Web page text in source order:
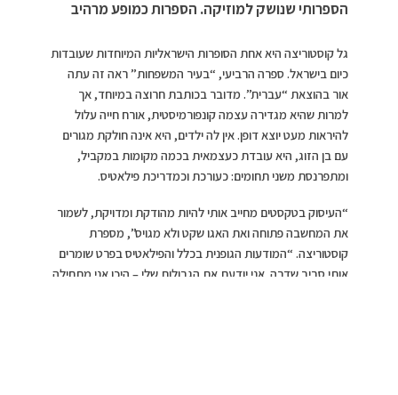
הספרותי שנושק למוזיקה. הספרות כמופע מרהיב
גל קוסטוריצה היא אחת הסופרות הישראליות המיוחדות שעובדות
כיום בישראל. ספרה הרביעי, “בעיר המשפחות” ראה זה עתה
אור בהוצאת “עברית”. מדובר בכותבת חרוצה במיוחד, אך
למרות שהיא מגדירה עצמה קונפורמיסטית, אורח חייה עלול
להיראות מעט יוצא דופן. אין לה ילדים, היא אינה חולקת מגורים
עם בן הזוג, היא עובדת כעצמאית בכמה מקומות במקביל,
ומתפרנסת משני תחומים: כעורכת וכמדריכת פילאטיס.
“העיסוק בטקסטים מחייב אותי להיות מהודקת ומדויקת, לשמור
את המחשבה פתוחה ואת האגו שקט ולא מגויס”, מספרת
קוסטוריצה. “המודעות הגופנית בכלל והפילאטיס בפרט שומרים
אותי סביב שִדרה. אני יודעת את הגבולות שלי – היכן אני מתחילה